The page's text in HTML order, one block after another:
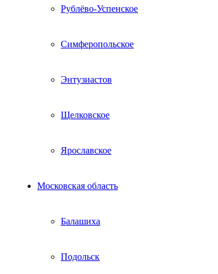
Рублёво-Успенское
Симферопольское
Энтузиастов
Щелковское
Ярославское
Московская область
Балашиха
Подольск